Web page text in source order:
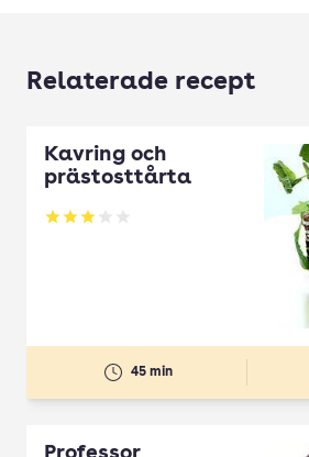
Relaterade recept
Kavring och
prästosttårta
Betyg: 3 av 5
45 min